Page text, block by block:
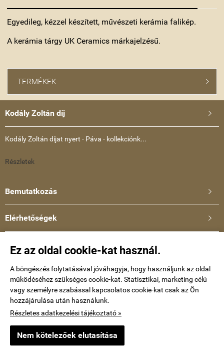
Ez az oldal cookie-kat használ.
A böngészés folytatásával jóváhagyja, hogy használjunk az oldal
működéséhez szükséges cookie-kat. Statisztikai, marketing célú
vagy személyre szabással kapcsolatos cookie-kat csak az Ön
hozzájárulása után használunk.
Részletes adatkezelési tájékoztató »
Nem kötelezőek elutasítása
Egyedileg, kézzel készített, művészeti kerámia falikép.
A kerámia tárgy UK Ceramics márkajelzésű.
TERMÉKEK 
Kodály Zoltán díj 
Kodály Zoltán díjat nyert - Páva - kollekciónk...
Részletek
Bemutatkozás 
Elérhetőségek 
Telefonszám: +36-30-634-8659
E-mail:
kataullmann@gmail.com